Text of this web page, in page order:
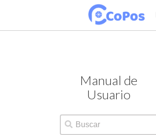
Manual de
Usuario